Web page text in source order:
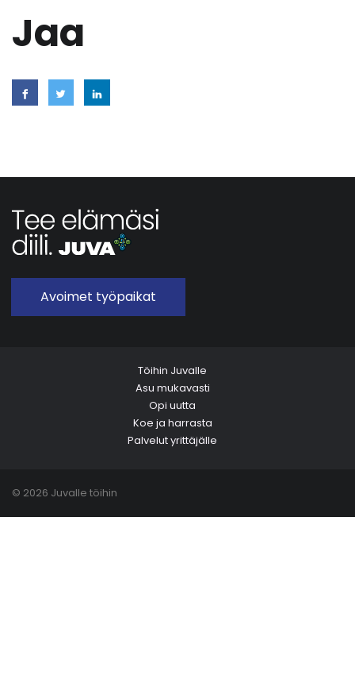
Jaa
Avoimet työpaikat
Töihin Juvalle
Asu mukavasti
Opi uutta
Koe ja harrasta
Palvelut yrittäjälle
© 2026 Juvalle töihin